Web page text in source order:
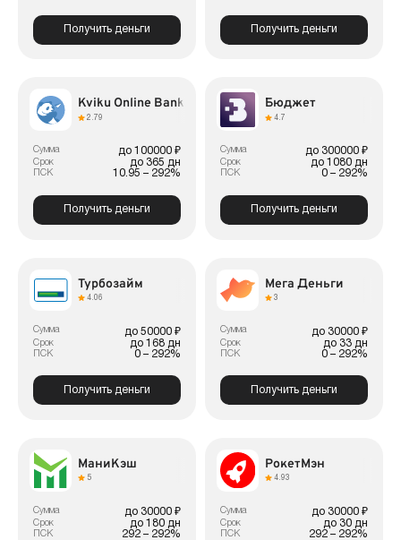
Получить деньги Получить деньги
Kviku Online Bank
2.79
Сумма до 100000 ₽
Срок до 365 дн
ПСК 10.95 – 292%
Получить деньги
Бюджет
4.7
Сумма до 300000 ₽
Срок до 1080 дн
ПСК 0 – 292%
Получить деньги
Турбозайм
4.06
Сумма до 50000 ₽
Срок до 168 дн
ПСК 0 – 292%
Получить деньги
Мега Деньги
3
Сумма до 30000 ₽
Срок до 33 дн
ПСК 0 – 292%
Получить деньги
МаниКэш
5
Сумма до 30000 ₽
Срок до 180 дн
ПСК 292 – 292%
РокетМэн
4.93
Сумма до 30000 ₽
Срок до 30 дн
ПСК 292 – 292%